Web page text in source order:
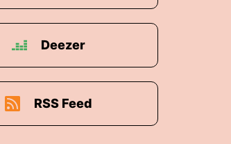
Deezer
RSS Feed